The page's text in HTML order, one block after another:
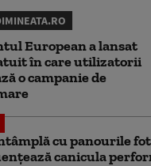
European a lansat
în care utilizatorii
o campanie de
cu panourile
canicula